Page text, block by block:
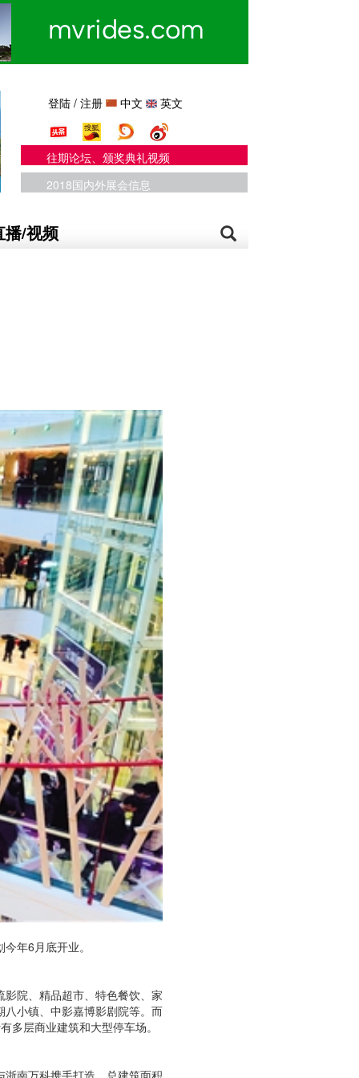
登陆 /注册 中文 英文
往期论坛、颁奖典礼视频
2018国内外展会信息
播/视频
年6月底开业。
院、精品超市、特色餐饮、家
小镇、中影嘉博影剧院等。而
层商业建筑和大型停车场。
南万科携手打造，总建筑面积